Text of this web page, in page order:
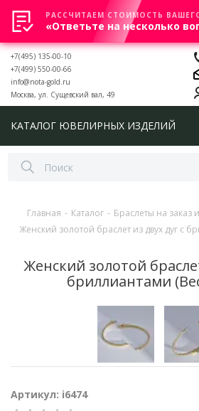
+7(495) 135-00-10
+7(499) 550-00-66
info@nota-gold.ru
Москва, ул. Сущевский вал, 49
КАТАЛОГ ЮВЕЛИРНЫХ ИЗДЕЛИЙ
Главная - Каталог - Браслеты на заказ
Женский золотой браслет из двух дуг с
Женский золотой
бриллиантами
Артикул: i6474
РАССЧИТАЕМ СТОИМОСТЬ
«Ответьте на несколько